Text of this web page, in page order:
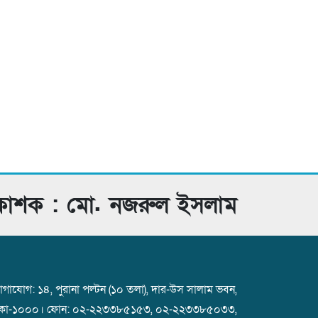
: মো. নজরুল ইসলাম
১৪, পুরানা পল্টন (১০ তলা), দার-উস সালাম ভবন,
১০০০। ফোন: ০২-২২৩৩৮৫১৫৩, ০২-২২৩৩৮৫০৩৩,